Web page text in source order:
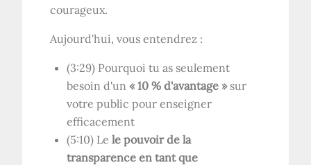
courageux.
Aujourd'hui, vous entendrez :
(3:29) Pourquoi tu as seulement
besoin d'un« 10 % d'avantage »sur
votre public pour enseigner
efficacement
(5:10) Lele pouvoir de la
transparence en tant que